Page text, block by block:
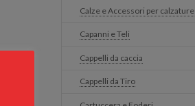
Calze e Accessori per calzature
Capanni e Teli
Cappelli da caccia
Cappelli da Tiro